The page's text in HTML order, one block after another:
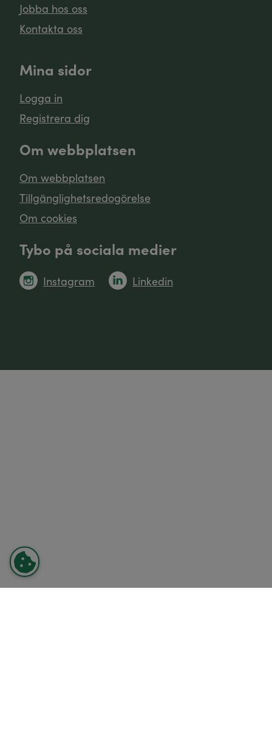
Jobba hos oss
Kontakta oss
Mina sidor
Logga in
Registrera dig
Om webbplatsen
Om webbplatsen
Tillgänglighetsredogörelse
Om cookies
Tybo på sociala medier
Instagram Linkedin